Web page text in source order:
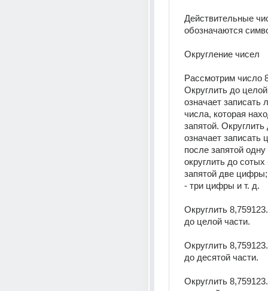
Действительные
обозначаются
Округление чисел
Рассмотрим число
Округлить до
означает записать
числа, которая
запятой.
означает записать
после запятой
округлить до сотых
запятой две
- три цифры и т. д.
Округлить
до целой части.
Округлить
до десятой части.
Округлить